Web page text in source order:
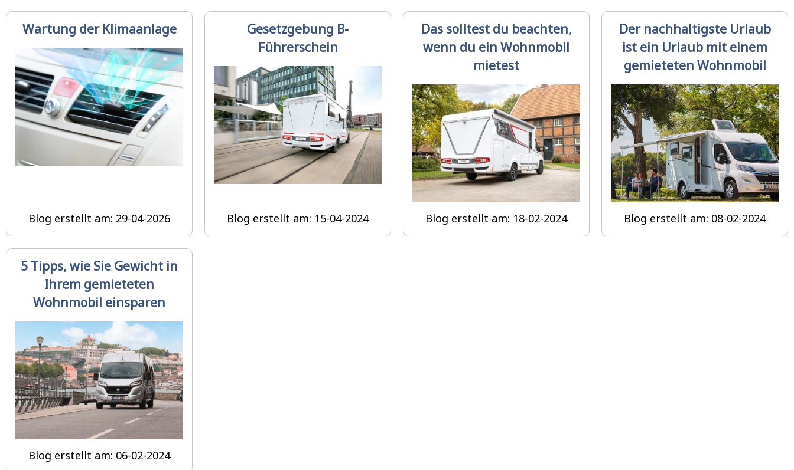
Wartung der Klimaanlage
Blog erstellt am: 29-04-2026
Gesetzgebung B-
Führerschein
Blog erstellt am: 15-04-2024
Das solltest du beachten,
wenn du ein Wohnmobil
mietest
Blog erstellt am: 18-02-2024
Der nachhaltigste Urlaub
ist ein Urlaub mit einem
gemieteten Wohnmobil
Blog erstellt am: 08-02-2024
5 Tipps, wie Sie Gewicht in
Ihrem gemieteten
Wohnmobil einsparen
Blog erstellt am: 06-02-2024